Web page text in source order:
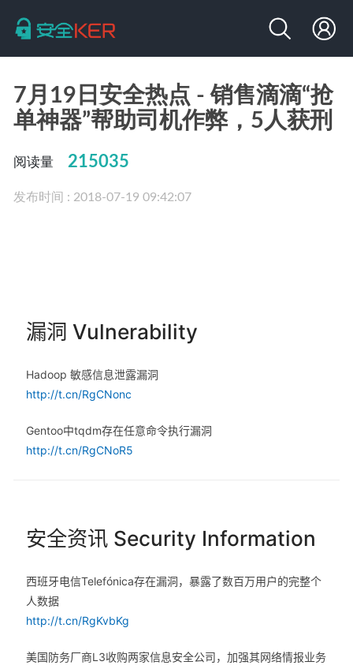
7月19日安全热点 - 销售滴滴“抢
单神器”帮助司机作弊，5人获刑
阅读量 215035
发布时间 : 2018-07-19 09:42:07
漏洞 Vulnerability
Hadoop 敏感信息泄露漏洞
http://t.cn/RgCNonc
Gentoo中tqdm存在任意命令执行漏洞
http://t.cn/RgCNoR5
安全资讯 Security Information
西班牙电信Telefónica存在漏洞，暴露了数百万用户的完整个
人数据
http://t.cn/RgKvbKg
美国防务厂商L3收购两家信息安全公司，加强其网络情报业务